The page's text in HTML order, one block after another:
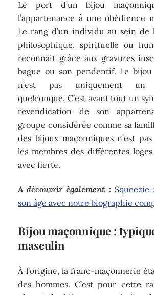
Le port d’un bijou
l’appartenance à une obédience
Le rang d’un individu au sein de
philosophique, spirituelle ou
reconnait grâce aux gravures
bague ou son pendentif. Le bijou
n’est pas uniquement un
quelconque. C’est avant tout un
revendication de son
groupe considérée comme sa
des bijoux maçonniques n’est
les membres des différentes
avec fierté.
A découvrir également : Squeezie
son âge avec notre biographie
Bijou maçonnique :
masculin
À l’origine, la franc-maçonnerie
des hommes. C’est pour cette